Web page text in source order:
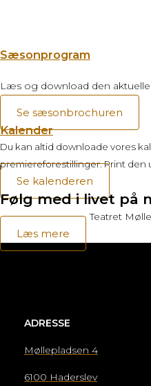
Sæsonprogram
Læs og download den
Se sæsonbrochuren
Kalender
Du kan altid downloade vores
premiereforestillinger.Print den
Se kalenderen
Følg med i livet på
Teatret
Læs mere
ADRESSE
Møllepladsen 4
6100 Haderslev